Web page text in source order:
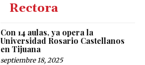
Rectora
Con 14 aulas, ya opera la
Universidad Rosario Castellanos
en Tijuana
septiembre 18, 2025